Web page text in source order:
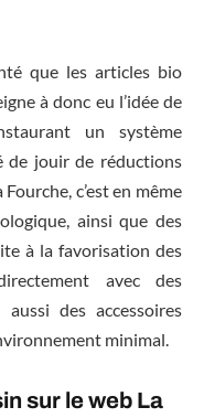
que les articles bio
à donc eu l’idée de
un système
de jouir de réductions
c’est en même
ainsi que des
à la favorisation des
avec des
des accessoires
minimal.
sur le web La